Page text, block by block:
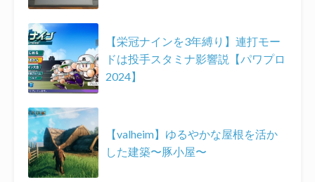
【栄冠ナインを3年縛り】連打モー
ドは投手スタミナ影響説【パワプロ
2024】
【valheim】ゆるやかな屋根を活か
した建築〜豚小屋〜